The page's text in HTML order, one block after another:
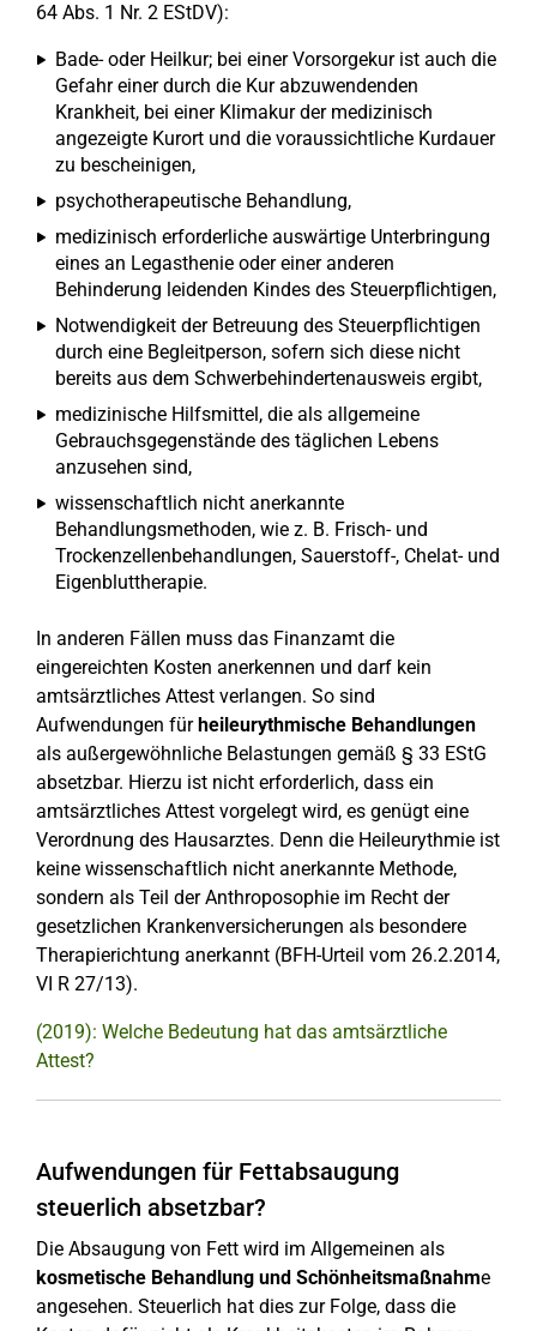
64 Abs. 1 Nr. 2 EStDV):
Bade- oder Heilkur; bei einer Vorsorgekur ist auch die
Gefahr einer durch die Kur abzuwendenden
Krankheit, bei einer Klimakur der medizinisch
angezeigte Kurort und die voraussichtliche Kurdauer
zu bescheinigen,
psychotherapeutische Behandlung,
medizinisch erforderliche auswärtige Unterbringung
eines an Legasthenie oder einer anderen
Behinderung leidenden Kindes des Steuerpflichtigen,
Notwendigkeit der Betreuung des Steuerpflichtigen
durch eine Begleitperson, sofern sich diese nicht
bereits aus dem Schwerbehindertenausweis ergibt,
medizinische Hilfsmittel, die als allgemeine
Gebrauchsgegenstände des täglichen Lebens
anzusehen sind,
wissenschaftlich nicht anerkannte
Behandlungsmethoden, wie z. B. Frisch- und
Trockenzellenbehandlungen, Sauerstoff-, Chelat- und
Eigenbluttherapie.
In anderen Fällen muss das Finanzamt die
eingereichten Kosten anerkennen und darf kein
amtsärztliches Attest verlangen. So sind
Aufwendungen fürheileurythmische Behandlungen
als außergewöhnliche Belastungen gemäß § 33 EStG
absetzbar. Hierzu ist nicht erforderlich, dass ein
amtsärztliches Attest vorgelegt wird, es genügt eine
Verordnung des Hausarztes. Denn die Heileurythmie ist
keine wissenschaftlich nicht anerkannte Methode,
sondern als Teil der Anthroposophie im Recht der
gesetzlichen Krankenversicherungen als besondere
Therapierichtung anerkannt (BFH-Urteil vom 26.2.2014,
VI R 27/13).
(2019): Welche Bedeutung hat das amtsärztliche
Attest?
Aufwendungen für Fettabsaugung
steuerlich absetzbar?
Die Absaugung von Fett wird im Allgemeinen als
kosmetische Behandlung und Schönheitsmaßnahme
angesehen. Steuerlich hat dies zur Folge, dass die